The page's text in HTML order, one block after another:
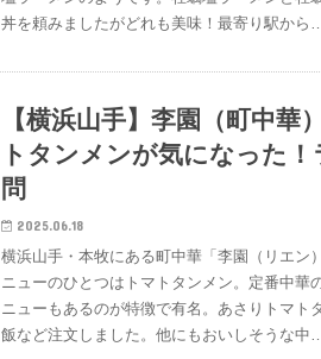
丼を頼みましたがどれも美味！最寄り駅から
【横浜山手】李園（町中華
トタンメンが気になった
問
2025.06.18
横浜山手・本牧にある町中華「李園（リエン
ニューのひとつはトマトタンメン。定番中華
ニューもあるのが特徴で有名。あさりトマト
飯など注文しました。他にもおいしそうな中…